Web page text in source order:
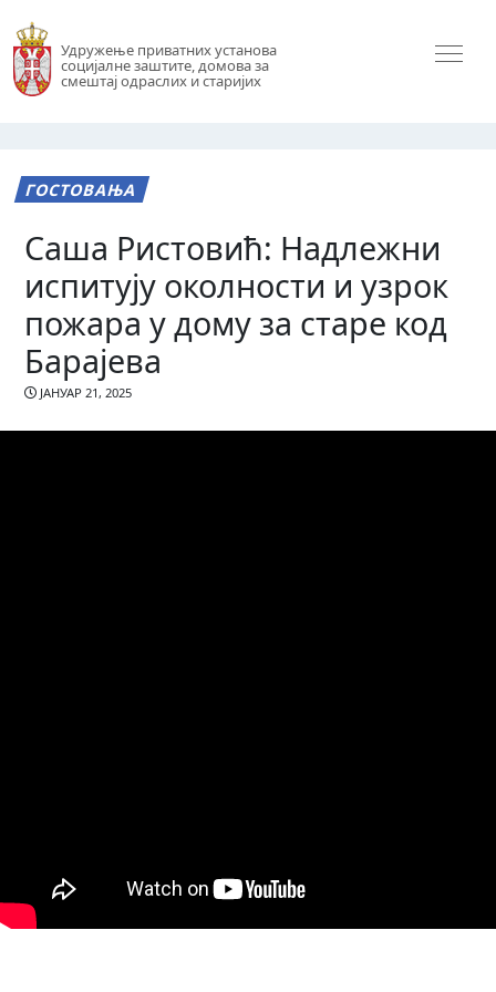
Удружење приватних установа
социјалне заштите, домова за
смештај одраслих и старијих
ГОСТОВАЊА
Саша Ристовић: Надлежни
испитују околности и узрок
пожара у дому за старе код
Барајева
ЈАНУАР 21, 2025